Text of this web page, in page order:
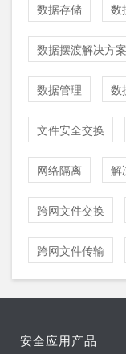
数据存储 数
数据摆渡解决方案
数据管理 数
文件安全交换
网络隔离 解
跨网文件交换
跨网文件传输
安全应用产品